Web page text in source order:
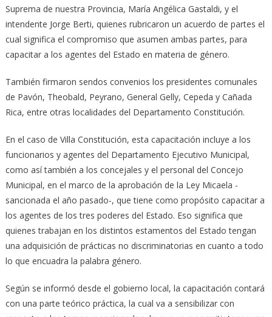
Suprema de nuestra Provincia, María Angélica Gastaldi, y el
intendente Jorge Berti, quienes rubricaron un acuerdo de partes el
cual significa el compromiso que asumen ambas partes, para
capacitar a los agentes del Estado en materia de género.
También firmaron sendos convenios los presidentes comunales
de Pavón, Theobald, Peyrano, General Gelly, Cepeda y Cañada
Rica, entre otras localidades del Departamento Constitución.
En el caso de Villa Constitución, esta capacitación incluye a los
funcionarios y agentes del Departamento Ejecutivo Municipal,
como así también a los concejales y el personal del Concejo
Municipal, en el marco de la aprobación de la Ley Micaela -
sancionada el año pasado-, que tiene como propósito capacitar a
los agentes de los tres poderes del Estado. Eso significa que
quienes trabajan en los distintos estamentos del Estado tengan
una adquisición de prácticas no discriminatorias en cuanto a todo
lo que encuadra la palabra género.
Según se informó desde el gobierno local, la capacitación contará
con una parte teórico práctica, la cual va a sensibilizar con